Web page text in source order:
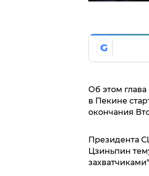
G
Об этом глава
в Пекине
окончания
Президента
Цзиньпин